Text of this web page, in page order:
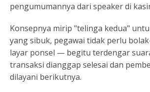
pengumumannya dari speaker di
Konsepnya mirip "telinga kedua"
yang sibuk, pegawai tidak perlu
layar ponsel — begitu terdengar
transaksi dianggap selesai dan
dilayani berikutnya.